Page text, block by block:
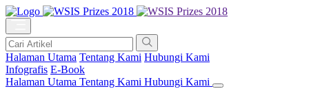
Halaman Utama Tentang Kami Hubungi Kami
Infografis E-Book
Halaman Utama Tentang Kami Hubungi Kami